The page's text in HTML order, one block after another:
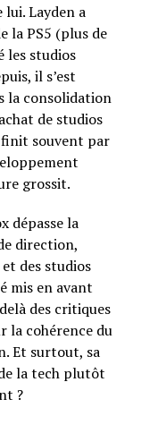
lui. Layden a
la PS5 (plus de
les studios
il s’est
la consolidation
de studios
souvent par
grossit.
dépasse la
direction,
des studios
mis en avant
des critiques
la cohérence du
Et surtout, sa
la tech plutôt
?